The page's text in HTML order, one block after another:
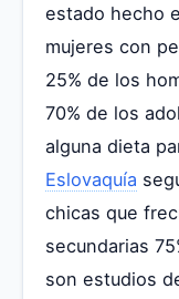
estado hecho
mujeres con
25% de los
70% de los
alguna dieta
Eslovaquía
chicas que
secundarias
son estudios